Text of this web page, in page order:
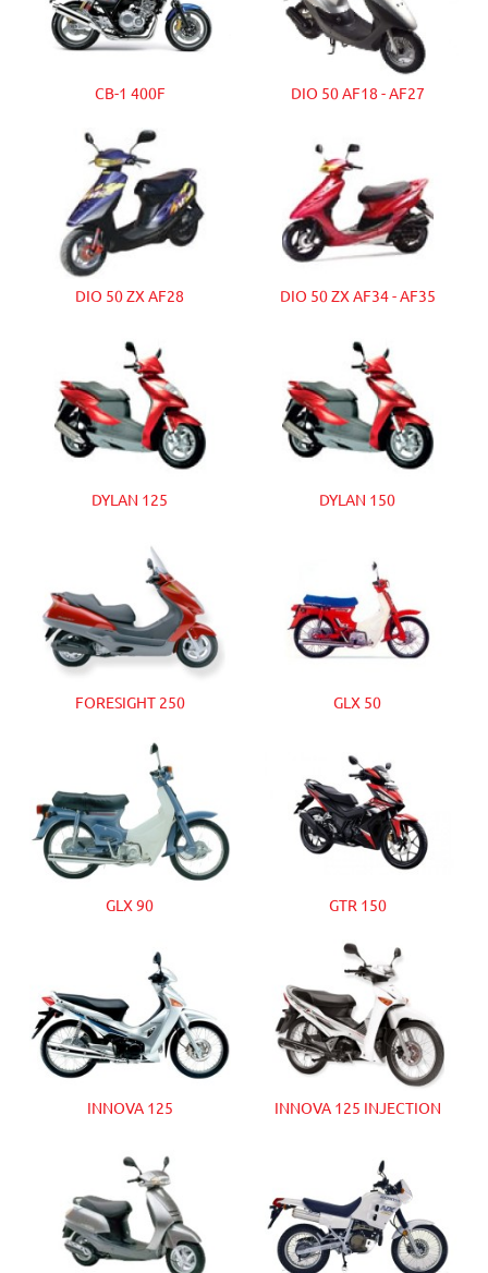
CB-1 400F DIO 50 AF18 - AF27
DIO 50 ZX AF28 DIO 50 ZX AF34 - AF35
DYLAN 125 DYLAN 150
FORESIGHT 250 GLX 50
GLX 90 GTR 150
INNOVA 125 INNOVA 125 INJECTION